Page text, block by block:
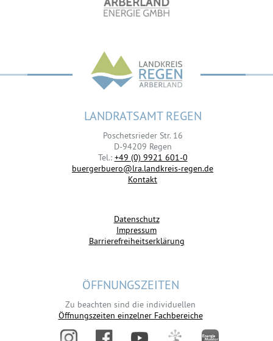
LANDRATSAMT REGEN
Poschetsrieder Str. 16
D-94209 Regen
Tel.: +49 (0) 9921 601-0
buergerbuero@lra.landkreis-regen.de
Kontakt
Datenschutz
Impressum
Barrierefreiheitserklärung
ÖFFNUNGSZEITEN
Zu beachten sind die individuellen
Öffnungszeiten einzelner Fachbereiche